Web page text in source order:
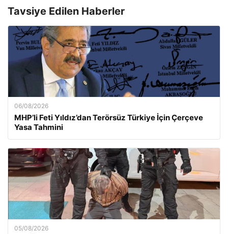
Tavsiye Edilen Haberler
06/08/2026
MHP’li Feti Yıldız’dan Terörsüz Türkiye İçin Çerçeve
Yasa Tahmini
05/08/2026